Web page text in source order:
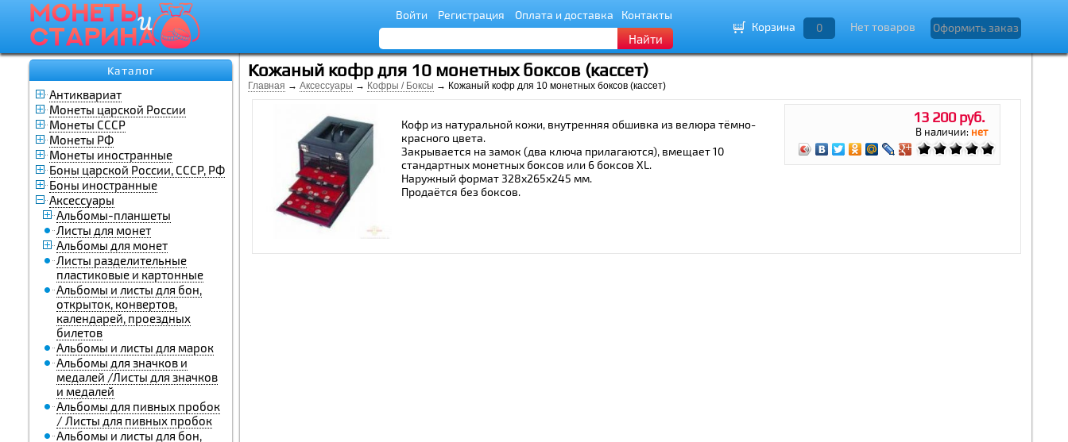
Войти Регистрация Оплата и доставка Контакты
Найти
Корзина 0 Нет товаров Оформить заказ
Каталог
Антиквариат
Монеты царской России
Монеты СССР
Монеты РФ
Монеты иностранные
Боны царской России, СССР, РФ
Боны иностранные
Аксессуары
Альбомы-планшеты
Листы для монет
Альбомы для монет
Листы разделительные
пластиковые и картонные
Альбомы и листы для бон,
открыток, конвертов,
календарей, проездных
билетов
Альбомы и листы для марок
Альбомы для значков и
медалей /Листы для значков
и медалей
Альбомы для пивных пробок
/ Листы для пивных пробок
Альбомы и листы для бон,
Кожаный кофр для 10 монетных боксов (кассет)
Главная → Аксессуары → Кофры / Боксы → Кожаный кофр для 10 монетных боксов (кассет)
13 200 руб.
В наличии: нет
Кофр из натуральной кожи, внутренняя обшивка из велюра тёмно-
красного цвета.
Закрывается на замок (два ключа прилагаются), вмещает 10
стандартных монетных боксов или 6 боксов XL.
Наружный формат 328x265x245 мм.
Продаётся без боксов.